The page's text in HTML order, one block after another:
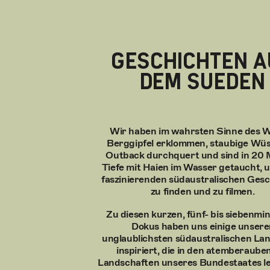
GESCHICHTEN
DEM SUEDEN
Wir haben im wahrsten Sinne des
Berggipfel erklommen, staubige
Outback durchquert und sind in 20
Tiefe mit Haien im Wasser getaucht,
faszinierenden südaustralischen
zu finden und zu filmen.
Zu diesen kurzen, fünf- bis
Dokus haben uns einige
unglaublichsten südaustralischen
inspiriert, die in den
Landschaften unseres Bundestaates